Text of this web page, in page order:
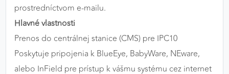
prostredníctvom e-mailu.
Hlavné vlastnosti
Prenos do centrálnej stanice (CMS) pre IPC10
Poskytuje pripojenia k BlueEye, BabyWare, NEware,
alebo InField pre prístup k vášmu systému cez internet
našom webe aj v reklamných sieťach tretích strán.
Poskytovateľ: Google